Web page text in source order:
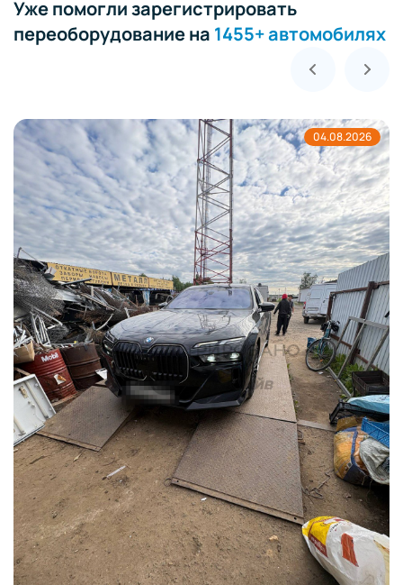
Уже помогли зарегистрировать
переоборудование на 1455+ автомобилях
04.08.2026